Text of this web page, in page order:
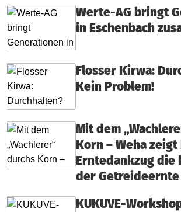
Werte-AG bringt
in Eschenbach
Flosser Kirwa:
Kein Problem!
Mit dem
Korn – Weha zeigt
Erntedankzug die
der Getreideernte
KUKUVE-